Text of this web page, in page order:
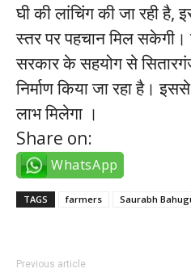
घी की लांचिंग की जा रही है,
स्तर पर पहचान मिल
सरकार के सहयोग से
निर्माण किया जा रहा है।
लाभ मिलेगा ।
Share on:
WhatsApp
TAGS farmers Saurabh
Previous article